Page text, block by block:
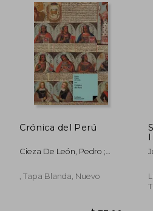
Crónica del Perú
Cieza De León, Pedro ;
Carmelo
, Tapa Blanda, Nuevo